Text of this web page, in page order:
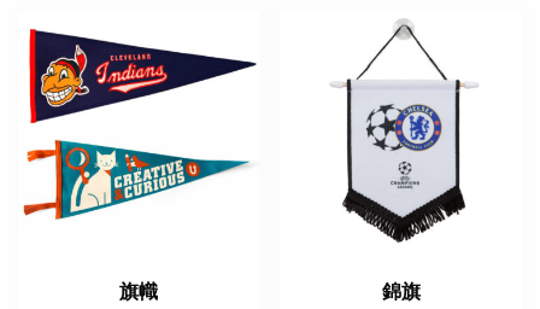
旗幟 錦旗